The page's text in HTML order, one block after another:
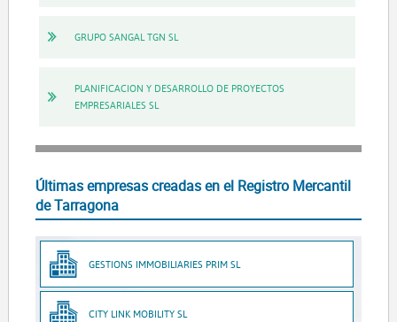
GRUPO SANGAL TGN SL
PLANIFICACION Y DESARROLLO DE PROYECTOS
EMPRESARIALES SL
Últimas empresas creadas en el Registro Mercantil
de Tarragona
GESTIONS IMMOBILIARIES PRIM SL
CITY LINK MOBILITY SL